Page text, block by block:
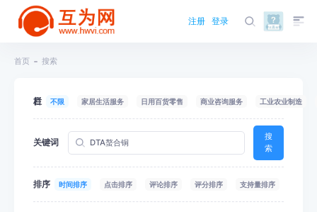
注册 登录
首页 搜索
栏目 不限 家居生活服务 日用百货零售 商业咨询服务 工业农业制造
关键词
搜
索
排序 时间排序 点击排序 评论排序 评分排序 支持量排序